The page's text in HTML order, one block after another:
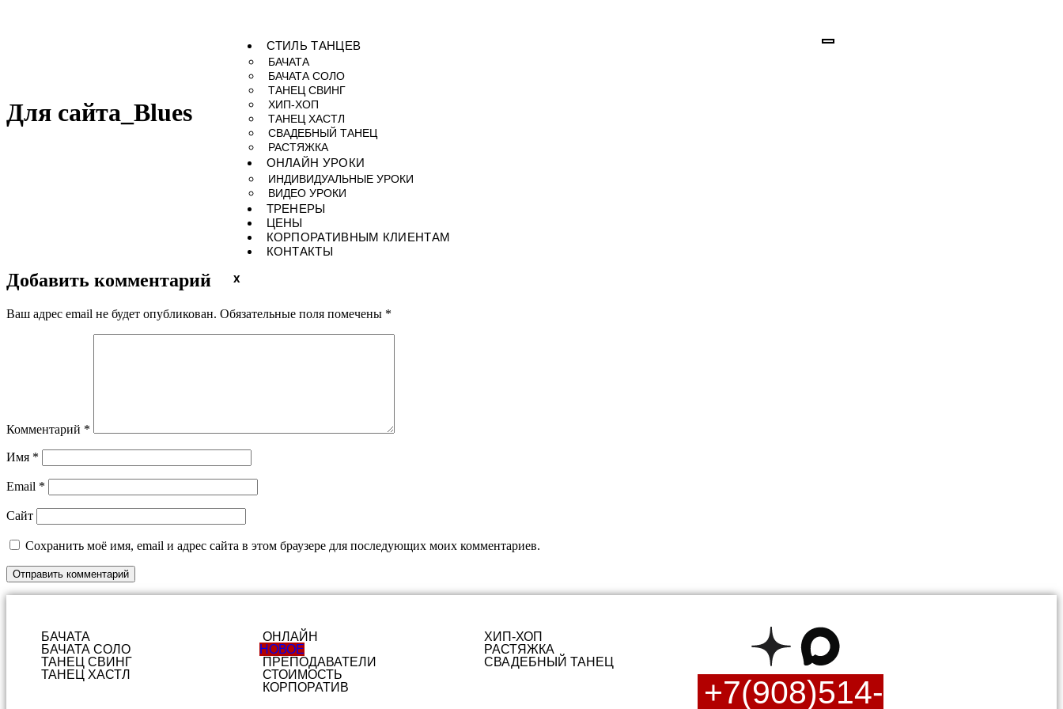
СТИЛЬ ТАНЦЕВ
БАЧАТА
БАЧАТА СОЛО
ТАНЕЦ СВИНГ
ХИП-ХОП
ТАНЕЦ ХАСТЛ
СВАДЕБНЫЙ ТАНЕЦ
РАСТЯЖКА
ОНЛАЙН УРОКИ
ИНДИВИДУАЛЬНЫЕ УРОКИ
ВИДЕО УРОКИ
ТРЕНЕРЫ
ЦЕНЫ
КОРПОРАТИВНЫМ КЛИЕНТАМ
КОНТАКТЫ
X
Для сайта_Blues
Добавить комментарий
Ваш адрес email не будет опубликован. Обязательные поля помечены *
Комментарий *
Имя *
Email *
Сайт
Сохранить моё имя, email и адрес сайта в этом браузере для последующих моих комментариев.
БАЧАТА
БАЧАТА СОЛО
ТАНЕЦ СВИНГ
ТАНЕЦ ХАСТЛ
ОНЛАЙН
НОВОЕ
ПРЕПОДАВАТЕЛИ
СТОИМОСТЬ
КОРПОРАТИВ
ХИП-ХОП
РАСТЯЖКА
СВАДЕБНЫЙ ТАНЕЦ
+7(908)514-